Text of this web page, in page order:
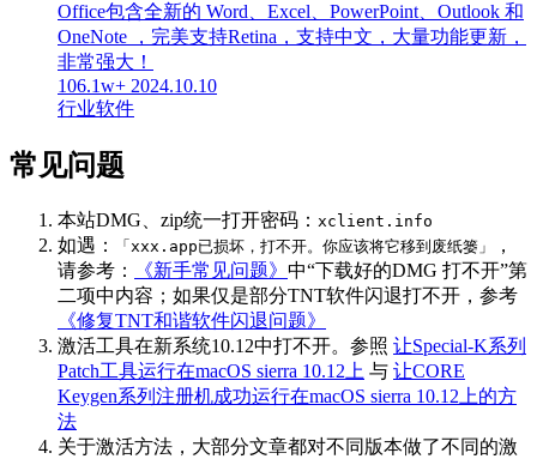
Office包含全新的 Word、Excel、PowerPoint、Outlook 和
OneNote ，完美支持Retina，支持中文，大量功能更新，
非常强大！
106.1w+ 2024.10.10
行业软件
常见问题
本站DMG、zip统一打开密码： xclient.info
如遇： 「xxx.app已损坏，打不开。你应该将它移到废纸篓」
，
请参考：
《新手常见问题》 中“下载好的DMG 打不开”第
二项中内容；如果仅是部分TNT软件闪退打不开，参考
《修复TNT和谐软件闪退问题》
激活工具在新系统10.12中打不开。参照 让Special-K系列
Patch工具运行在macOS sierra 10.12上 与 让CORE
Keygen系列注册机成功运行在macOS sierra 10.12上的方
法
关于激活方法，大部分文章都对不同版本做了不同的激